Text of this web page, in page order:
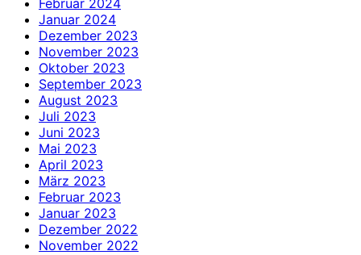
Februar 2024
Januar 2024
Dezember 2023
November 2023
Oktober 2023
September 2023
August 2023
Juli 2023
Juni 2023
Mai 2023
April 2023
März 2023
Februar 2023
Januar 2023
Dezember 2022
November 2022